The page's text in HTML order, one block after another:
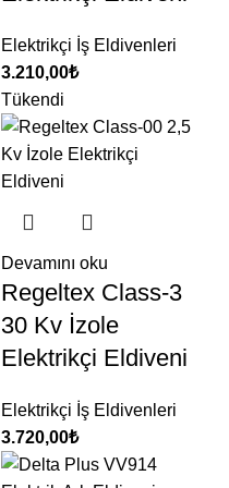
Elektrikçi İş Eldivenleri
3.210,00₺
Tükendi
Devamını oku
Regeltex Class-3
30 Kv İzole
Elektrikçi Eldiveni
Elektrikçi İş Eldivenleri
3.720,00₺